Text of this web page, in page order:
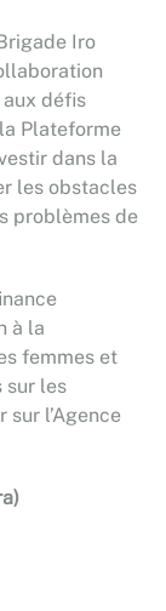
Iro
défis
Plateforme
dans la
les obstacles
problèmes de
à la
femmes et
sur les
l’Agence